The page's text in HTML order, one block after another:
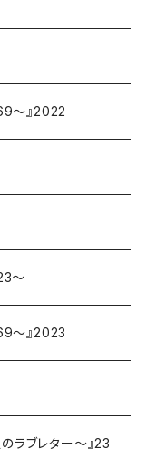
～』2022
～
～』2023
ラブレター～』23